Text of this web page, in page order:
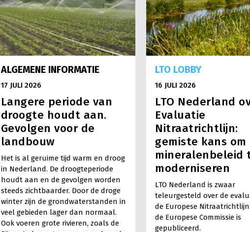
ALGEMENE INFORMATIE
17 JULI 2026
Langere periode van
droogte houdt aan.
Gevolgen voor de
landbouw
Het is al geruime tijd warm en droog
in Nederland. De droogteperiode
houdt aan en de gevolgen worden
steeds zichtbaarder. Door de droge
winter zijn de grondwaterstanden in
veel gebieden lager dan normaal.
Ook voeren grote rivieren, zoals de
LTO LOBBY
16 JULI 2026
LTO Nederland
Evaluatie
Nitraatrichtlijn:
gemiste kans om
mineralenbeleid
moderniseren
LTO Nederland is zwaar
teleurgesteld over de
de Europese
de Europese Commissie is
gepubliceerd.